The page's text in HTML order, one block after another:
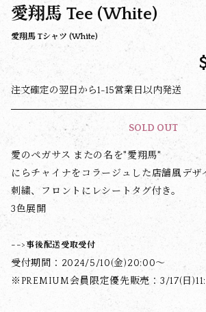
愛翔馬 Tee (White)
愛翔馬 Tシャツ (White)
注文確定の翌日から1-15営業日以内発送
SOLD OUT
愛のペガサス またの名を"愛翔馬"
にらチャイナをコラージュした店舗風デザ
刺繍、フロントにレシートタグ付き。
3色展開
-->事後配送受取受付
受付期間：2024/5/10(金)20:00～
※PREMIUM会員限定優先販売：3/17(日